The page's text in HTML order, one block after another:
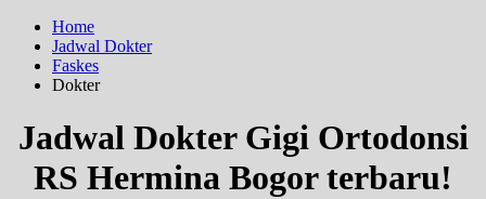
Home
Jadwal Dokter
Faskes
Dokter
Jadwal Dokter Gigi Ortodonsi
RS Hermina Bogor terbaru!